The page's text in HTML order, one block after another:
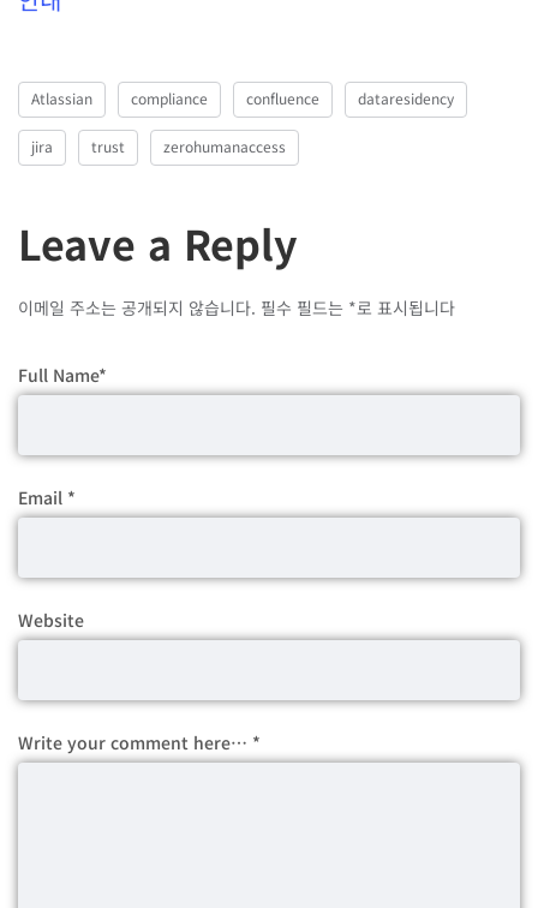
Atlassian compliance confluence dataresidency
jira trust zerohumanaccess
Leave a Reply
이메일 주소는 공개되지 않습니다. 필수 필드는 *로 표시됩니다
Full Name*
Email *
Website
Write your comment here… *